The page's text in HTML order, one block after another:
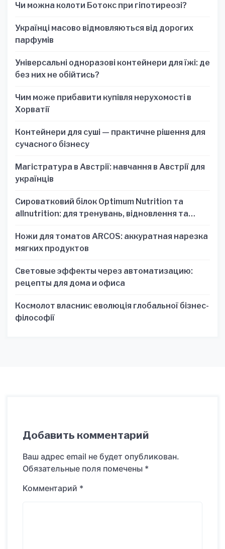
Чи можна колоти Ботокс при гіпотиреозі?
Українці масово відмовляються від дорогих
парфумів
Універсальні одноразові контейнери для їжі: де
без них не обійтись?
Чим може прибавити купівля нерухомості в
Хорватії
Контейнери для суші — практичне рішення для
сучасного бізнесу
Магістратура в Австрії: навчання в Австрії для
українців
Сироватковий білок Optimum Nutrition та
allnutrition: для тренувань, відновлення та
Ножи для томатов ARCOS: аккуратная нарезка
мягких продуктов
Световые эффекты через автоматизацию:
рецепты для дома и офиса
Космолот власник: еволюція глобальної бізнес-
філософії
Добавить комментарий
Ваш адрес email не будет опубликован.
Обязательные поля помечены *
Комментарий *